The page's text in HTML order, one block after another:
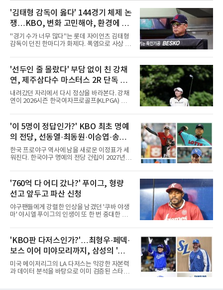
'김태형 감독이 옳다' 144경기 체제 논
쟁…KBO, 변화 고민해야, 환경에 맞
는 경기 수가 바람직
"경기 수가 너무 많다"는 롯데 자이언츠 김태형
감독이 던진 한마디가 화제다. 폭염으로 사상 초
독은 단순히 더위를 이야기하지 않았다. 우천,
폭염, 부상 등 변수가 늘어나는 현실에서 현재
팀당 144경기 체제가 과연 지속 가능한지 질문
을 던졌다.물론 144경기가 세계적으로 특별히
많은 숫자는 아니다. 메이저리그는 팀당 162경
기, 일본프로야구도 143~144경기를 치른다. 숫
자만 놓고 보면 KBO가 유난히 혹사 구조라고 말
비교하기 어려울 정도로 폭염이 길어지고 강해
지고 있다. 여기에 장마, 이
'선두인 줄 몰랐다' 부담 없이 친 강채
연, 제주삼다수 마스터스 2R 단독 선
두
내려갔던 자리에서 다시 정상을 바라본다. 강채
연이 2026시즌 한국여자프로골프(KLPGA) 투어
억 원, 우승상금 1억8000만 원) 2라운드에서 단
독 선두로 도약했다.강채연은 7일 제주도 서귀
포의 테디밸리 골프앤리조트(파72)에서 열린 2
라운드에서 버디 5개와 보기 1개를 묶어 4언더
파 68타를 쳤다. 중간합계 9언더파 135타로 전
날 공동 4위에서 선두로 올라섰다. 공동 2위 그
룹(8언더파 136타)과는 한 타 차다.이 대회는 그
받았으나, 지난해 상금순위 75위에 그쳐 시드순
위전으로 밀렸고 본선에서도 78위에
'이 5명이 정답인가?' KBO 최초 명예
의 전당, 선동열·최동원·이승엽·송진
우·김응용을 둘러싼 논쟁
한국 프로야구 역사에 남을 새로운 이정표가 세
워진다. 한국야구 명예의 전당 건립이 2027년으
문으로 향하고 있다. "누가 한국 야구 최초의 명
예의 전당 헌액자가 될 것인가?"현재 가장 많이
거론되는 후보군은 선동열, 최동원, 이승엽, 송
진우, 그리고 김응용 감독이다. 한국 야구의 시
대별 상징성과 업적을 고려하면 충분히 설득력
있는 이름들이다.선동열은 한국 야구가 배출한
최고의 투수로 평가받는다. 해태 시절 통산 146
프로야구에서도 성공하며 한국 선수의 해외 진
출 가능성을 보여준 상징적인 존
'760억 다 어디 갔나?' 푸이그, 형량
선고 앞두고 파산 신청
야구팬들에게 강렬한 인상을 남겼던 '쿠바 야생
마' 야시엘 푸이그의 인생이 또 한 번 중대한 갈
거액을 벌었던 푸이그가 연방 사건 선고를 앞두
고 파산보호를 신청했다.푸이그는 최근 미국 플
로리다 파산 법원에 챕터11 파산보호 신청을 냈
다. 챕터11은 기업이나 개인이 채권자들과 협의
를 통해 재정 구조를 재편할 수 있도록 돕는 제도
다.미 매체들에 따르면 푸이그의 자산 규모는
1000만~5000만 달러(약 146억~730억 원), 부
'KBO판 다저스인가?'…최형우·페덱·
보스 이어 미야모리까지, 삼성의 '스펙
만렙' 승부수
미국 메이저리그의 LA 다저스는 막강한 자본력
과 데이터 분석을 바탕으로 이미 검증된 스타들